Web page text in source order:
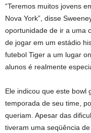
“Teremos muitos jovens
Nova York”, disse
oportunidade de ir a uma
de jogar em um estádio
futebol Tiger a um lugar
alunos é realmente
Ele indicou que este bowl
temporada de seu time,
queriam. Apesar das
tiveram uma seqüência